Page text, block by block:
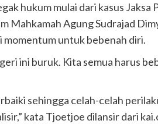
hukum mulai dari kasus Jaksa
Mahkamah Agung Sudrajad
momentum untuk bebenah diri.
ini buruk. Kita semua harus
sehingga celah-celah
kata Tjoetjoe dilansir dari